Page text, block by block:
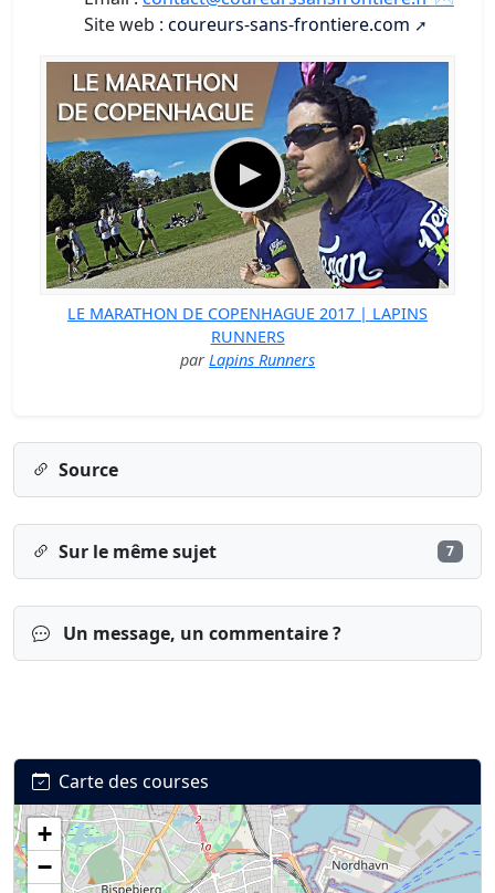
Site web : coureurs-sans-frontiere.com
LE MARATHON DE COPENHAGUE 2017 | LAPINS
RUNNERS
par Lapins Runners
Source
Sur le même sujet 7
Un message, un commentaire ?
Connexion S’inscrire mot de passe oublié ?
Carte des courses
+
−